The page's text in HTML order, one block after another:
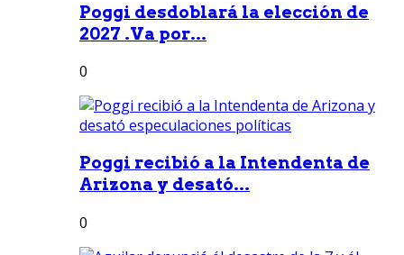
Poggi desdoblará la elección de
2027 .Va por...
0
Poggi recibió a la Intendenta de
Arizona y desató...
0